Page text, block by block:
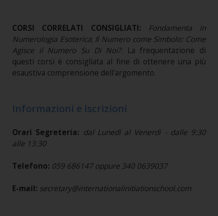
CORSI CORRELATI CONSIGLIATI:
Fondamenta in
Numerologia Esoterica; Il Numero come Simbolo: Come
Agisce il Numero Su Di Noi?.
La frequentazione di
questi corsi è consigliata al fine di ottenere una più
esaustiva comprensione dell'argomento.
Informazioni e Iscrizioni
Orari Segreteria: dal Lunedì al Venerdì - dalle 9:30
alle 13:30
Telefono: 059 686147 oppure 340 0639037
E-mail: secretary@internationalinitiationschool.com